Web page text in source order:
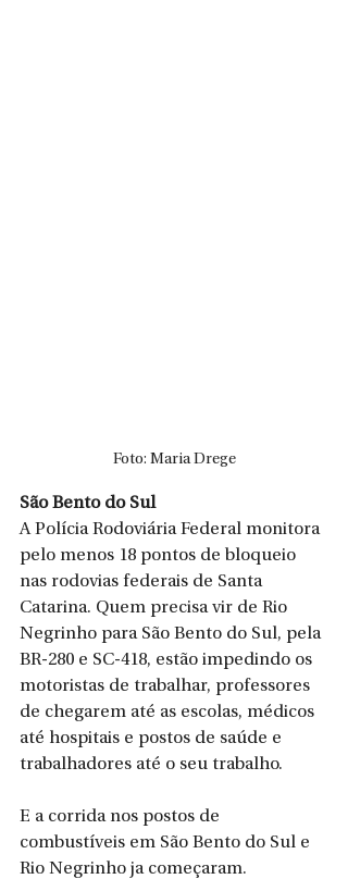
Foto: Maria Drege
São Bento do Sul
A Polícia Rodoviária Federal monitora
pelo menos 18 pontos de bloqueio
nas rodovias federais de Santa
Catarina. Quem precisa vir de Rio
Negrinho para São Bento do Sul, pela
BR-280 e SC-418, estão impedindo os
motoristas de trabalhar, professores
de chegarem até as escolas, médicos
até hospitais e postos de saúde e
trabalhadores até o seu trabalho.
E a corrida nos postos de
combustíveis em São Bento do Sul e
Rio Negrinho ja começaram.